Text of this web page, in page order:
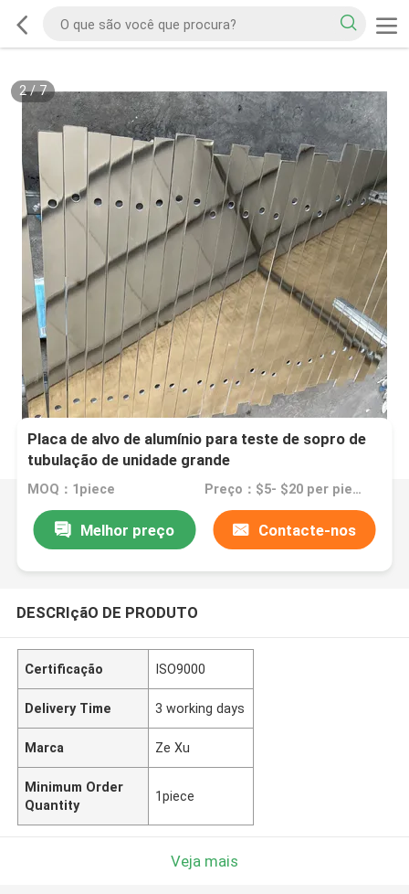
2/7
Placa de alvo de alumínio para teste de sopro de
tubulação de unidade grande
MOQ：1piece Preço：$5- $20 per piece
Melhor preço Contacte-nos
DESCRIçãO DE PRODUTO
Certificação ISO9000
Delivery Time 3 working days
Marca Ze Xu
Minimum Order
Quantity
1piece
Veja mais